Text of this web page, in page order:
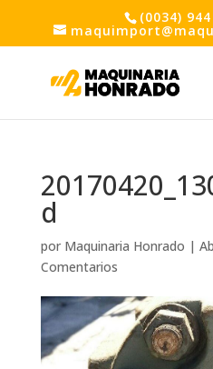
(0034)
d
por Maquinaria Honrado |
Comentarios